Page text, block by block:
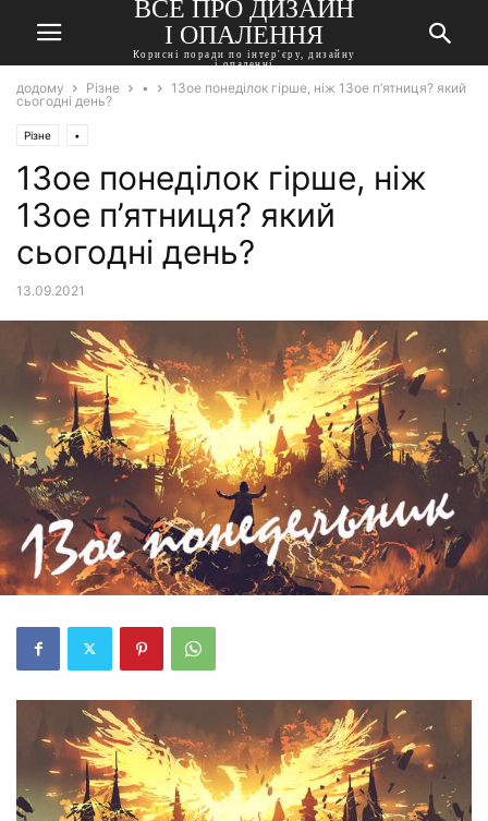
ВСЕ ПРО ДИЗАЙН
І ОПАЛЕННЯ
Корисні поради по інтер'єру, дизайну
і опаленні
додому Різне •
13ое понеділок гірше, ніж 13ое п’ятниця? який
сьогодні день?
Різне •
13ое понеділок гірше, ніж
13ое п’ятниця? який
сьогодні день?
13.09.2021